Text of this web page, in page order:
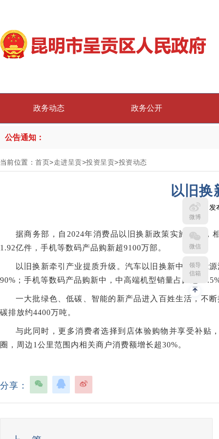
政务动态 政务公开
公告通知：
微博
微信
领导
信箱
当前位置：首页>走进呈贡>投资呈贡>投资动态
以旧换
发
据商务部，自2024年消费品以旧换新政策实施以来，
1.92亿件，手机等数码产品购新超9100万部。
以旧换新牵引产业提质升级。汽车以旧换新中，新能
90%；手机等数码产品购新中，中高端机型销量占比达
一大批绿色、低碳、智能的新产品进入百姓生活，不
碳排放约4400万吨。
与此同时，更多消费者选择到店体验购物并享受补贴
圈，周边1公里范围内相关商户消费额增长超30%。
分享：